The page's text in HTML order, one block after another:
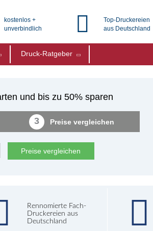
kostenlos +
unverbindlich
Top-Druckereien
aus Deutschland
Druck-Ratgeber
und bis zu 50% sparen
3 Preise vergleichen
Preise vergleichen
Rennomierte Fach-
Druckereien aus
Deutschland